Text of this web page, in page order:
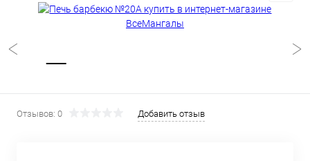
Отзывов: 0 Добавить отзыв